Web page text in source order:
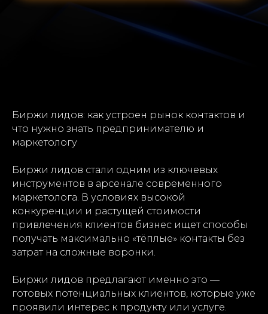
Биржи лидов: как устроен рынок контактов и
что нужно знать предпринимателю и
маркетологу
Биржи лидов стали одним из ключевых
инструментов в арсенале современного
маркетолога. В условиях высокой
конкуренции и растущей стоимости
привлечения клиентов бизнес ищет способы
получать максимально «тёплые» контакты без
затрат на сложные воронки.
Биржи лидов предлагают именно это —
готовых потенциальных клиентов, которые уже
проявили интерес к продукту или услуге.